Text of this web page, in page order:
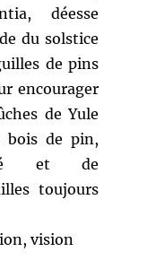
déesse
du solstice
de pins
encourager
de Yule
bois de pin,
et de
toujours
vision